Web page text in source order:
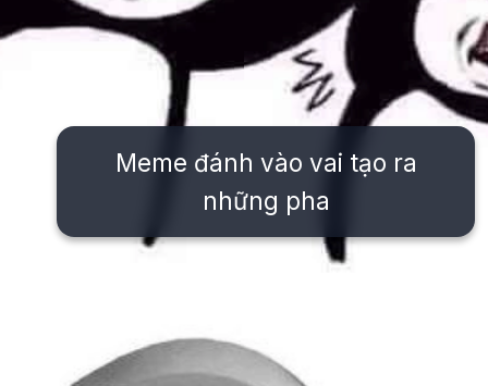
Meme đánh vào vai tạo ra
những pha
https://issiloo.edu.vn/meme-danh